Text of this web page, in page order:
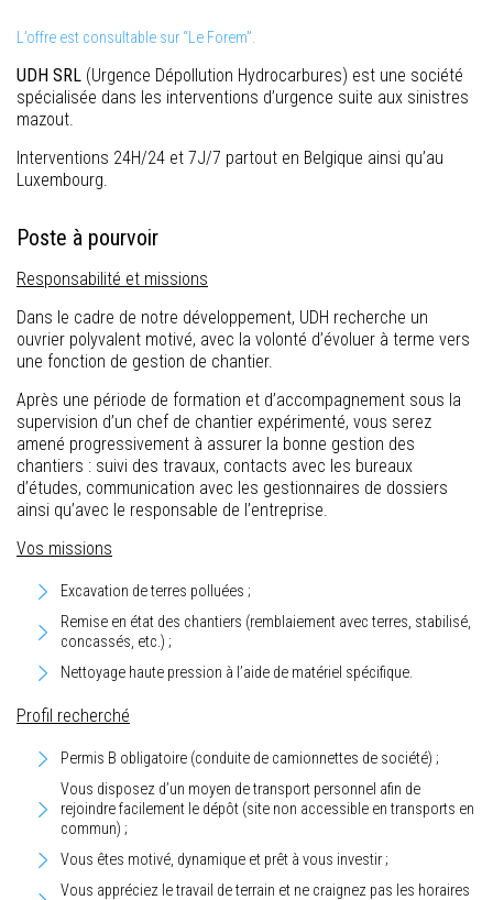
L’offre est consultable sur “Le Forem”.
UDH SRL (Urgence Dépollution Hydrocarbures) est une société
spécialisée dans les interventions d’urgence suite aux sinistres
mazout.
Interventions 24H/24 et 7J/7 partout en Belgique ainsi qu’au
Luxembourg.
Poste à pourvoir
Responsabilité et missions
Dans le cadre de notre développement, UDH recherche un
ouvrier polyvalent motivé, avec la volonté d’évoluer à terme vers
une fonction de gestion de chantier.
Après une période de formation et d’accompagnement sous la
supervision d’un chef de chantier expérimenté, vous serez
amené progressivement à assurer la bonne gestion des
chantiers : suivi des travaux, contacts avec les bureaux
d’études, communication avec les gestionnaires de dossiers
ainsi qu’avec le responsable de l’entreprise.
Vos missions
Excavation de terres polluées ;
Remise en état des chantiers (remblaiement avec terres, stabilisé,
concassés, etc.) ;
Nettoyage haute pression à l’aide de matériel spécifique.
Profil recherché
Permis B obligatoire (conduite de camionnettes de société) ;
Vous disposez d’un moyen de transport personnel afin de
rejoindre facilement le dépôt (site non accessible en transports en
commun) ;
Vous êtes motivé, dynamique et prêt à vous investir ;
Vous appréciez le travail de terrain et ne craignez pas les horaires